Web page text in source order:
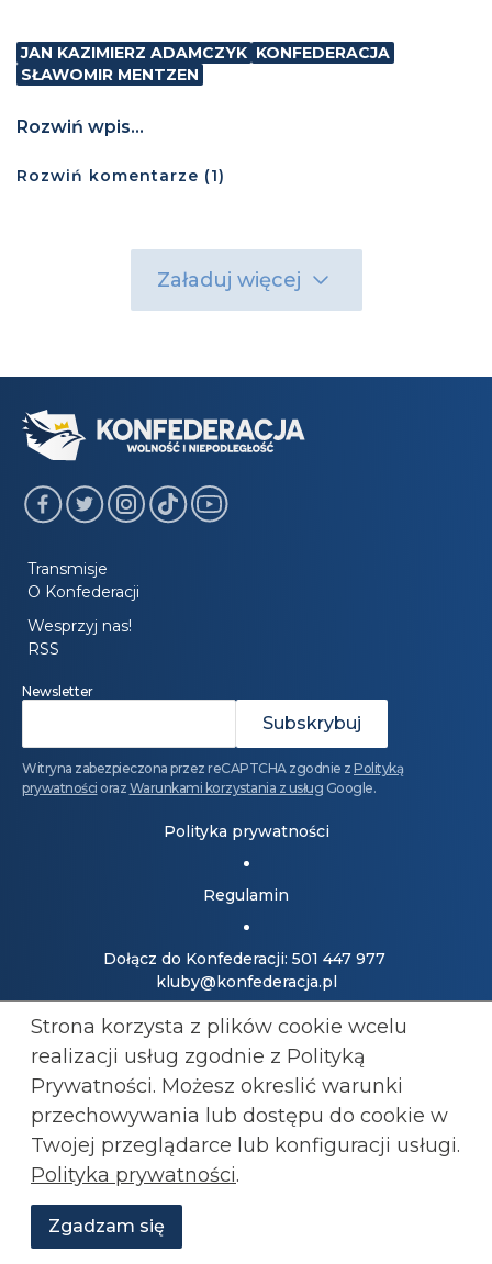
JAN KAZIMIERZ ADAMCZYK KONFEDERACJA
SŁAWOMIR MENTZEN
Rozwiń wpis...
Rozwiń komentarze (1)
Załaduj więcej
Transmisje
O Konfederacji
Wesprzyj nas!
RSS
Newsletter
Witryna zabezpieczona przez reCAPTCHA zgodnie z Polityką
prywatności oraz Warunkami korzystania z usług Google.
Polityka prywatności
Regulamin
Dołącz do Konfederacji: 501 447 977
kluby@konfederacja.pl
Kontakt dla mediów: 690 868 101
biuro.prasowe@konfederacja.pl
Zobacz uproszczoną wersję strony
Strona korzysta z plików cookie wcelu
realizacji usług zgodnie z Polityką
Prywatności. Możesz okreslić warunki
przechowywania lub dostępu do cookie w
Twojej przeglądarce lub konfiguracji usługi.
Polityka prywatności.
Zgadzam się